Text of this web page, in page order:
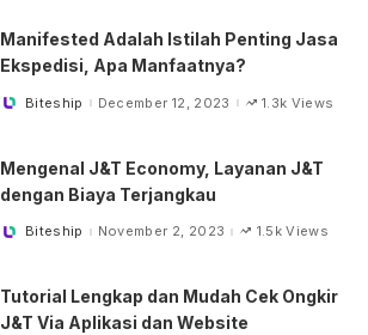
Manifested Adalah Istilah Penting Jasa
Ekspedisi, Apa Manfaatnya?
PostedBiteship December 12, 2023 1.3k Views
Mengenal J&T Economy, Layanan J&T
dengan Biaya Terjangkau
PostedBiteship November 2, 2023 1.5k Views
Tutorial Lengkap dan Mudah Cek Ongkir
J&T Via Aplikasi dan Website